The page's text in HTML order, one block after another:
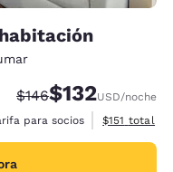
Precio tachado:
$146Precio con
$132USD/noche
para socios
Ver detalles
$151 total